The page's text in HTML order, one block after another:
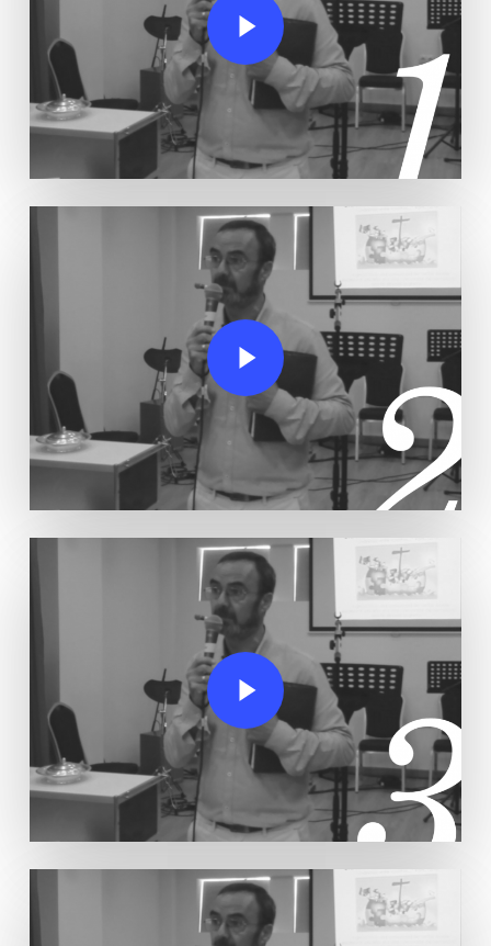
Play Video
Play Video
Play Video
Play Video
Play Video